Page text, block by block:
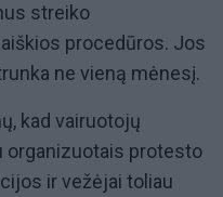
streiko
procedūros. Jos
ne vieną mėnesį.
kad vairuotojų
organizuotais protesto
ir vežėjai toliau